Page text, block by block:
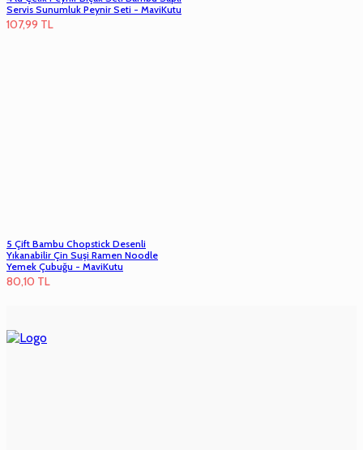
Servis Sunumluk Peynir Seti - MaviKutu
107,99 TL
5 Çift Bambu Chopstick Desenli
Yıkanabilir Çin Suşi Ramen Noodle
Yemek Çubuğu - MaviKutu
80,10 TL